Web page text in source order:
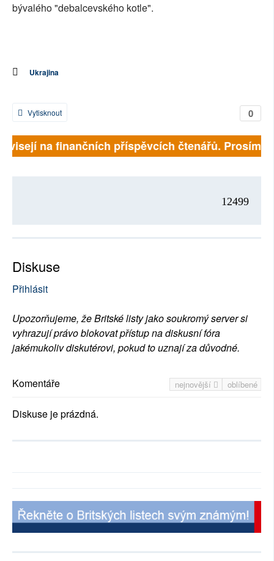
bývalého "debalcevského kotle".
Ukrajina
0
Vytisknout
na finančních příspěvcích čtenářů. Prosíme,
12499
Diskuse
Přihlásit
Upozorňujeme, že Britské listy jako soukromý server si
vyhrazují právo blokovat přístup na diskusní fóra
jakémukoliv diskutérovi, pokud to uznají za důvodné.
nejnovější oblíbené
Komentáře
Diskuse je prázdná.